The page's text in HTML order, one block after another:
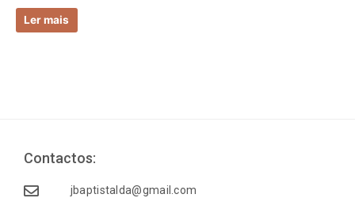
Ler mais
Contactos:
jbaptistalda@gmail.com